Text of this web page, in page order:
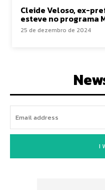
Cleide Veloso, ex-
esteve no programa
25 de dezembro de 2024
I